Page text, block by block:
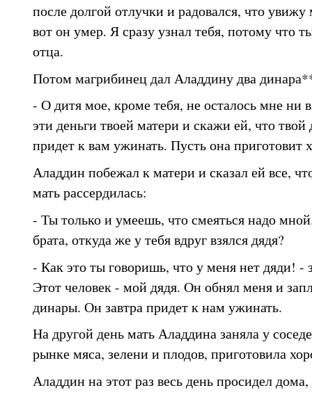
после долгой отлучки и радовался, что увижу
вот он умер. Я сразу узнал тебя, потому что
отца.
Потом магрибинец дал Аладдину два
- О дитя мое, кроме тебя, не осталось мне ни
эти деньги твоей матери и скажи ей, что твой
придет к вам ужинать. Пусть она
Аладдин побежал к матери и сказал ей все,
мать рассердилась:
- Ты только и умеешь, что смеяться надо
брата, откуда же у тебя вдруг взялся дядя?
- Как это ты говоришь, что у меня нет дяди! -
Этот человек - мой дядя. Он обнял меня и
динары. Он завтра придет к нам ужинать.
На другой день мать Аладдина заняла у
рынке мяса, зелени и плодов, приготовила
Аладдин на этот раз весь день просидел